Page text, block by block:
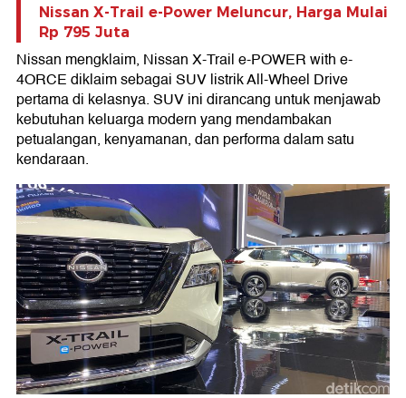
Nissan X-Trail e-Power Meluncur, Harga Mulai
Rp 795 Juta
Nissan mengklaim, Nissan X-Trail e-POWER with e-
4ORCE diklaim sebagai SUV listrik All-Wheel Drive
pertama di kelasnya. SUV ini dirancang untuk menjawab
kebutuhan keluarga modern yang mendambakan
petualangan, kenyamanan, dan performa dalam satu
kendaraan.